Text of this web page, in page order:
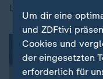
Livestream).
Um dir eine
und ZDFtivi
Cookies und
der eingesetzten
erforderlich für